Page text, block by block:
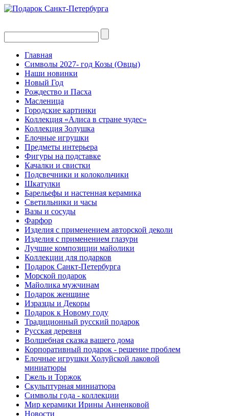
Главная
Символы 2027- год Козы (Овцы)
Наши новинки
Новый Год
Рождество и Пасха
Масленица
Городские картинки
Коллекция «Алиса в стране чудес»
Коллекция Золушка
Елочные игрушки
Предметы интерьера
Фигуры на подставке
Качалки и свистки
Подсвечники и колокольчики
Шкатулки
Барельефы и настенная керамика
Светильники и часы
Вазы и сосуды
Фарфор
Изделия с применением авторской деколи
Изделия с применением глазури
Лучшие композиции майолики
Коллекции для подарков
Подарок Санкт-Петербурга
Морской подарок
Майолика мужчинам
Подарок женщине
Изразцы и Декоры
Подарок к Новому году
Традиционный русский подарок
Русская деревня
Волшебная сказка вашего дома
Корпоративный подарок - решение проблем
Елочные игрушки Холуйской лаковой
миниатюры
Гжель и Торжок
Скульптурная миниатюра
Символы года - коллекции
Мир керамики Ирины Анненковой
Новости